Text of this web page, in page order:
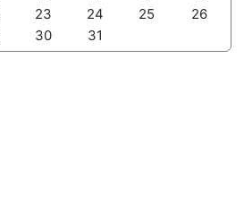
23 24 25
26
30 31